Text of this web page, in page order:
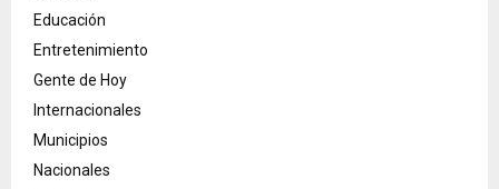
Educación
Entretenimiento
Gente de Hoy
Internacionales
Municipios
Nacionales